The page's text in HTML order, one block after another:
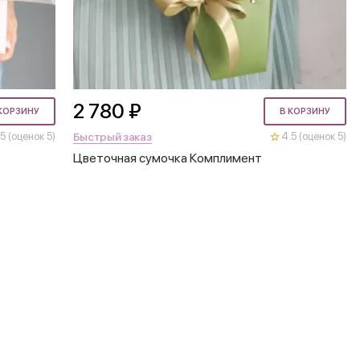
(оценок 5)
2 780 ₽ В КОРЗИНУ
Быстрый заказ 4.5 (оценок 5)
Цветочная сумочка Комплимент